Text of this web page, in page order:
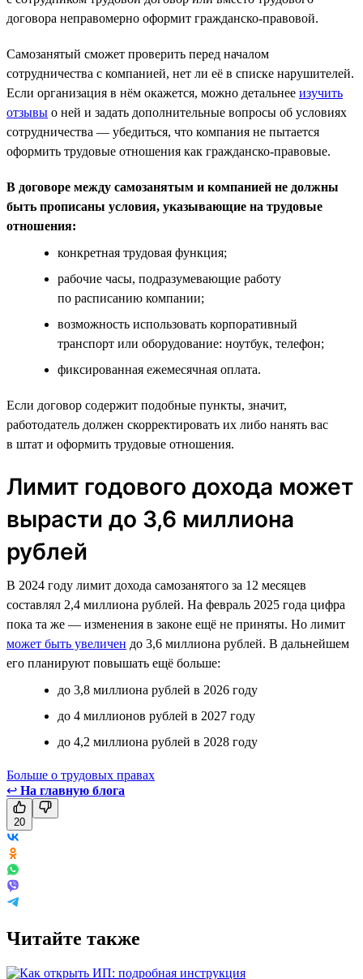
договора неправомерно оформит гражданско-правовой.
Самозанятый сможет проверить перед началом
сотрудничества с компанией, нет ли её в списке нарушителей.
Если организация в нём окажется, можно детальнее изучить
отзывы о ней и задать дополнительные вопросы об условиях
сотрудничества — убедиться, что компания не пытается
оформить трудовые отношения как гражданско-правовые.
В договоре между самозанятым и компанией не должны
быть прописаны условия, указывающие на трудовые
отношения:
конкретная трудовая функция;
рабочие часы, подразумевающие работу
по расписанию компании;
возможность использовать корпоративный
транспорт или оборудование: ноутбук, телефон;
фиксированная ежемесячная оплата.
Если договор содержит подобные пункты, значит,
работодатель должен скорректировать их либо нанять вас
в штат и оформить трудовые отношения.
Лимит годового дохода может
вырасти до 3,6 миллиона
рублей
В 2024 году лимит дохода самозанятого за 12 месяцев
составлял 2,4 миллиона рублей. На февраль 2025 года цифра
пока та же — изменения в законе ещё не приняты. Но лимит
может быть увеличен до 3,6 миллиона рублей. В дальнейшем
его планируют повышать ещё больше:
до 3,8 миллиона рублей в 2026 году
до 4 миллионов рублей в 2027 году
до 4,2 миллиона рублей в 2028 году
Больше о трудовых правах
↩ На главную блога
20
Читайте также